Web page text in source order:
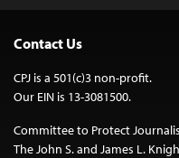
Contact Us
CPJ is a 501(c)3 non-profit.
Our EIN is 13-3081500.
Committee to Protect
The John S. and James L.